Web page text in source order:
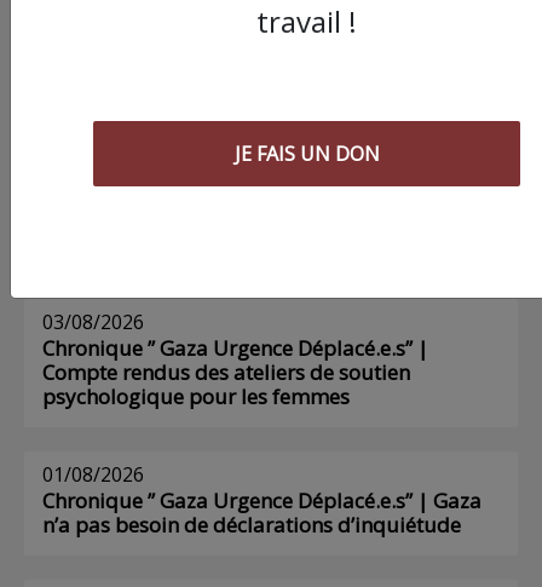
Commander le dernier numéro papier du
Voir tous les numéros papier
03/08/2026
Chronique ” Gaza Urgence Déplacé.e.s” |
Compte rendus des ateliers de soutien
psychologique pour les femmes
01/08/2026
Chronique ” Gaza Urgence Déplacé.e.s” | Gaza
n’a pas besoin de déclarations d’inquiétude
travail !
JE FAIS UN DON